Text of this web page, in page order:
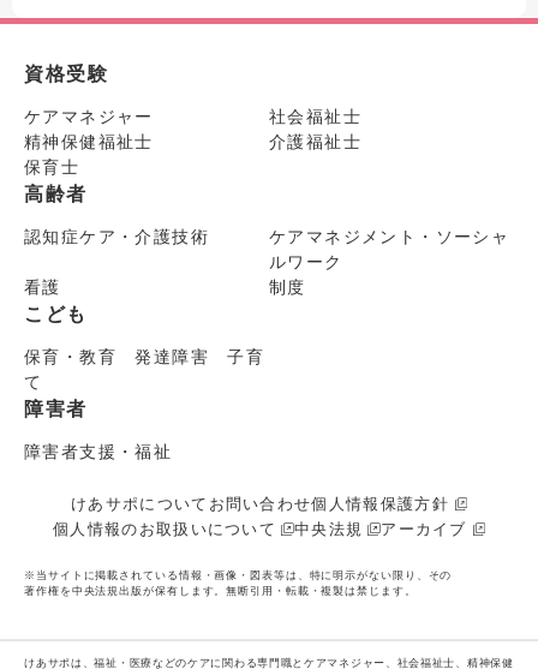
資格受験
ケアマネジャー
社会福祉士
精神保健福祉士
介護福祉士
保育士
高齢者
認知症ケア・介護技術
ケアマネジメント・ソーシャ
ルワーク
看護
制度
こども
保育・教育 発達障害 子育
て
障害者
障害者支援・福祉
けあサポについて お問い合わせ個人情報保護方針
個人情報のお取扱いについて
中央法規 アーカイブ
※当サイトに掲載されている情報・画像・図表等は、特に明示がない限り、その
著作権を中央法規出版が保有します。無断引用・転載・複製は禁じます。
けあサポは、福祉・医療などのケアに関わる専門職とケアマネジャー、社会福祉士、精神保健